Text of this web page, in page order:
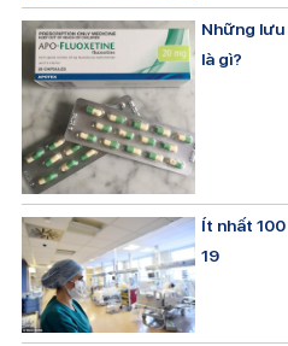
Những
là gì?
Ít nhất
19